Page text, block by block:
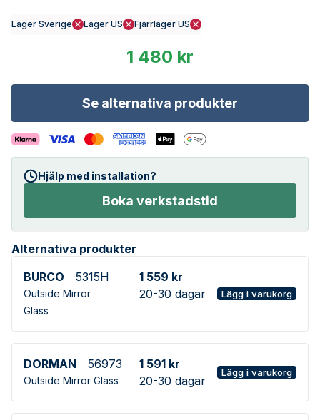
Lager Sverige Lager US Fjärrlager US
1 480 kr
Se alternativa produkter
Hjälp med installation?
Boka verkstadstid
Alternativa produkter
BURCO
5315H
Outside Mirror
Glass
1 559 kr
20-30 dagar
Lägg i varukorg
DORMAN 56973
Outside Mirror Glass
1 591 kr
20-30 dagar
Lägg i varukorg